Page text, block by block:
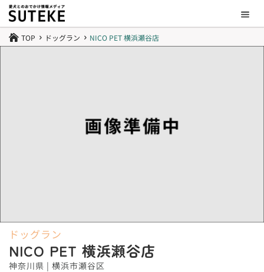
 TOP 5 ドッグラン 5 NICO PET 横浜瀬谷店
ドッグラン
NICO PET 横浜瀬谷店
神奈川県 | 横浜市瀬谷区